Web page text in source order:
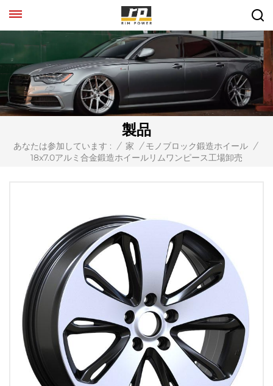
製品
あなたは参加しています : / 家 / モノブロック鍛造ホイール /
18x7.0アルミ合金鍛造ホイールリムワンピース工場卸売